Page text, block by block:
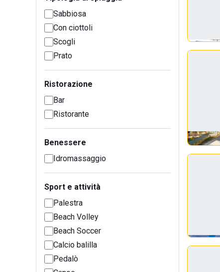
Sabbiosa
Con ciottoli
Scogli
Prato
Ristorazione
Bar
Ristorante
Benessere
Idromassaggio
Sport e attività
Palestra
Beach Volley
Beach Soccer
Calcio balilla
Pedalò